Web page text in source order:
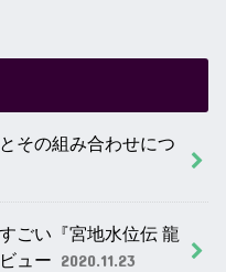
その組み合わせにつ
ごい『宮地水位伝 龍
ュー 2020.11.23